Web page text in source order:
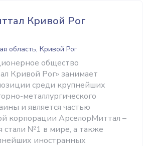
Кривой Рог
область, Кривой Рог
общество
Кривой Рог» занимает
среди крупнейших
металлургического
и является частью
корпорации АрселорМиттал –
стали №1 в мире, а также
иностранных